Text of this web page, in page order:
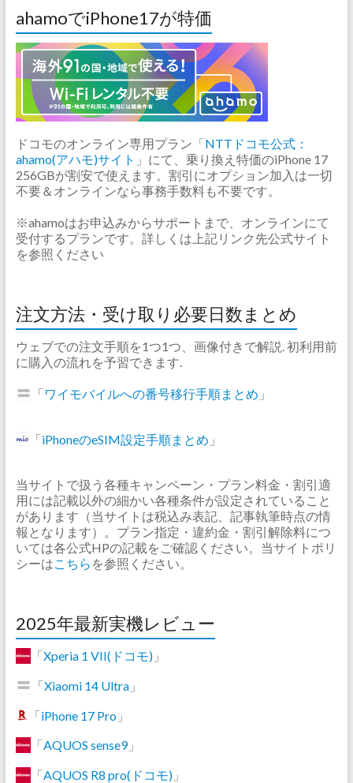
ahamoでiPhone17が特価
ドコモのオンライン専用プラン「NTTドコモ公式：
ahamo(アハモ)サイト 」にて、乗り換え特価のiPhone 17
256GBが割安で使えます。割引にオプション加入は一切
不要＆オンラインなら事務手数料も不要です。
※ahamoはお申込みからサポートまで、オンラインにて
受付するプランです。詳しくは上記リンク先公式サイト
を参照ください
注文方法・受け取り必要日数まとめ
ウェブでの注文手順を1つ1つ、画像付きで解説. 初利用前
に購入の流れを予習できます.
「ワイモバイルへの番号移行手順まとめ 」
「iPhoneのeSIM設定手順まとめ 」
当サイトで扱う各種キャンペーン・プラン料金・割引適
用には記載以外の細かい各種条件が設定されていること
があります（当サイトは税込み表記、記事執筆時点の情
報となります）。プラン指定・違約金・割引解除料につ
いては各公式HPの記載をご確認ください。当サイトポリ
シーはこちら を参照ください。
2025年最新実機レビュー
「Xperia 1 VII(ドコモ)」
「Xiaomi 14 Ultra」
「iPhone 17 Pro」
「AQUOS sense9」
「AQUOS R8 pro(ドコモ)」